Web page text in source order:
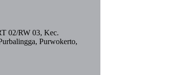
02/RW 03, Kec.
Purwokerto,